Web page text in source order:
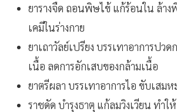
ยารางจืด ถอนพิษไข้ แก้ร้อนใน ล้าง
เคมีในร่างกาย
ยาเถาวัลย์เปรียง บรรเทาอาการปวด
เนื้อ ลดการอักเสบของกล้ามเนื้อ
ยาตรีผลา บรรเทาอาการไอ ขับเสมห
ราชดัด บำรุงธาตุ แก้ลมวิงเวียน ทำใ